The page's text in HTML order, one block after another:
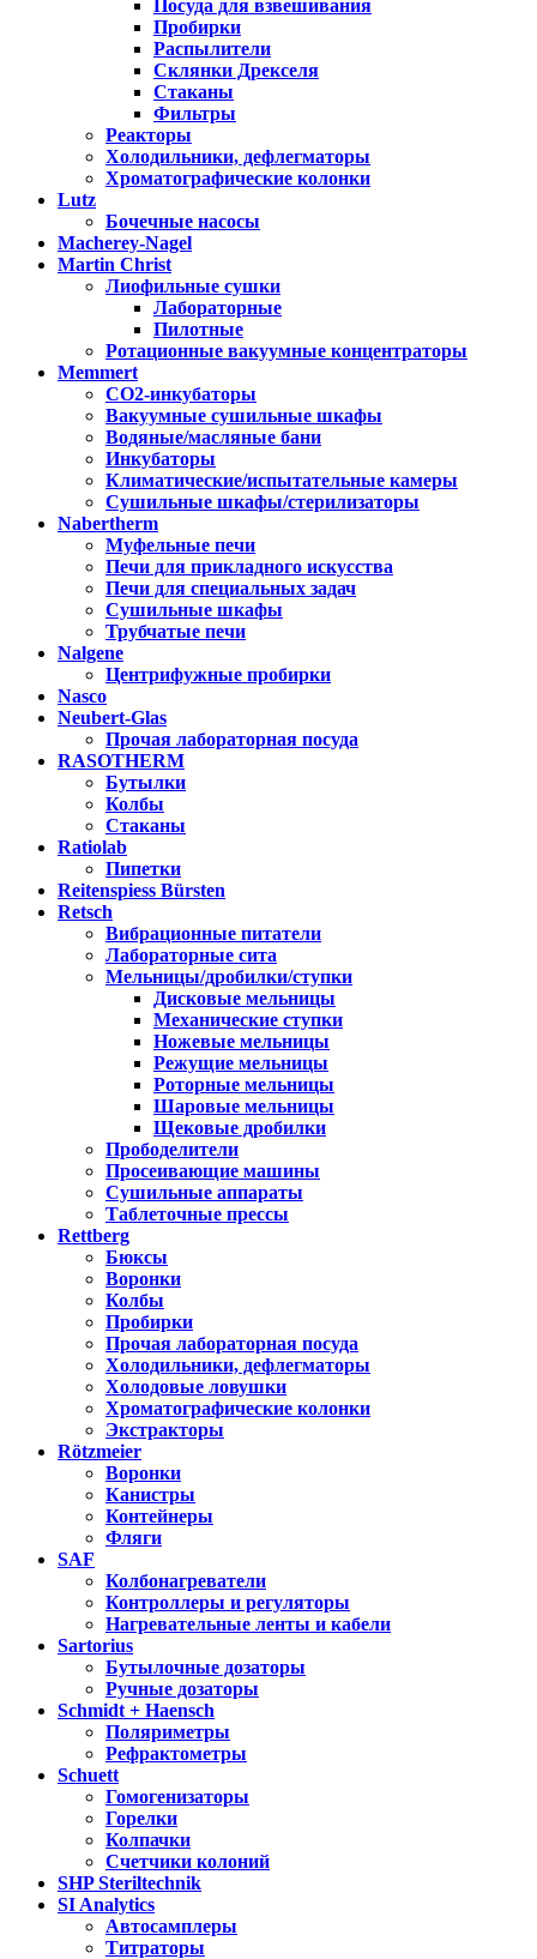
Посуда для взвешивания
Пробирки
Распылители
Склянки Дрекселя
Стаканы
Фильтры
Реакторы
Холодильники, дефлегматоры
Хроматографические колонки
Lutz
Бочечные насосы
Macherey-Nagel
Martin Christ
Лиофильные сушки
Лабораторные
Пилотные
Ротационные вакуумные концентраторы
Memmert
CO2-инкубаторы
Вакуумные сушильные шкафы
Водяные/масляные бани
Инкубаторы
Климатические/испытательные камеры
Сушильные шкафы/стерилизаторы
Nabertherm
Муфельные печи
Печи для прикладного искусства
Печи для специальных задач
Сушильные шкафы
Трубчатые печи
Nalgene
Центрифужные пробирки
Nasco
Neubert-Glas
Прочая лабораторная посуда
RASOTHERM
Бутылки
Колбы
Стаканы
Ratiolab
Пипетки
Reitenspiess Bürsten
Retsch
Вибрационные питатели
Лабораторные сита
Мельницы/дробилки/ступки
Дисковые мельницы
Механические ступки
Ножевые мельницы
Режущие мельницы
Роторные мельницы
Шаровые мельницы
Щековые дробилки
Прободелители
Просеивающие машины
Сушильные аппараты
Таблеточные прессы
Rettberg
Бюксы
Воронки
Колбы
Пробирки
Прочая лабораторная посуда
Холодильники, дефлегматоры
Холодовые ловушки
Хроматографические колонки
Экстракторы
Rötzmeier
Воронки
Канистры
Контейнеры
Фляги
SAF
Колбонагреватели
Контроллеры и регуляторы
Нагревательные ленты и кабели
Sartorius
Бутылочные дозаторы
Ручные дозаторы
Schmidt + Haensch
Поляриметры
Рефрактометры
Schuett
Гомогенизаторы
Горелки
Колпачки
Счетчики колоний
SHP Steriltechnik
SI Analytics
Автосамплеры
Титраторы